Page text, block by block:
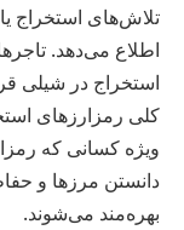
تلاش‌های استخراج
اطلاع می‌دهد.
استخراج در شیلی
کلی رمزارزهای
ویژه کسانی که
دانستن مرزها و
بهره‌مند می‌شوند.